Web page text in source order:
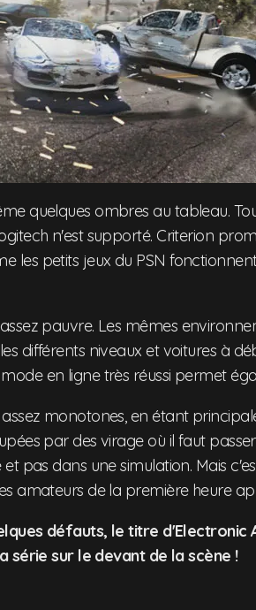
quelques ombres au tableau.
n'est supporté. Criterion
les petits jeux du PSN
pauvre. Les mêmes
différents niveaux et voitures à
en ligne très réussi permet
monotones, en étant
par des virage où il faut
pas dans une simulation. Mais
amateurs de la première heure
défauts, le titre
série sur le devant de la scène !